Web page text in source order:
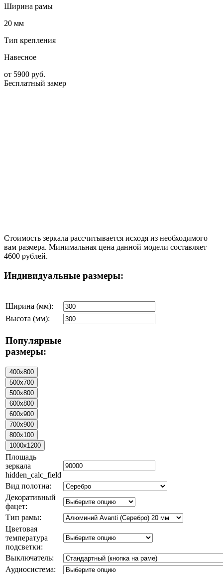
Ширина рамы
20 мм
Тип крепления
Навесное
от 5900 руб.
Бесплатный замер
Стоимость зеркала рассчитывается исходя из необходимого
вам размера. Минимальная цена данной модели составляет
4600 рублей.
Индивидуальные размеры:
Ширина (мм):
Высота (мм):
Популярные
размеры:
Площадь
зеркала
hidden_calc_field
Вид полотна:
Декоративный
фацет:
Тип рамы:
Цветовая
температура
подсветки:
Выключатель:
Аудиосистема: